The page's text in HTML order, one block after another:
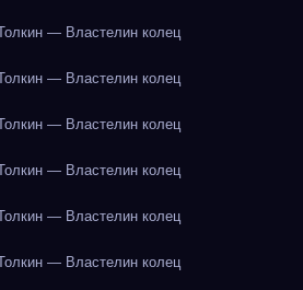
— Властелин колец
— Властелин колец
— Властелин колец
— Властелин колец
— Властелин колец
— Властелин колец